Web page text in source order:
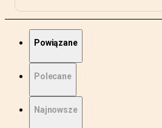
Powiązane
Polecane
Najnowsze